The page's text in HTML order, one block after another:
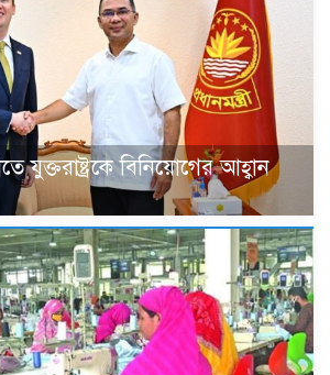
যুক্তরাষ্ট্রকে বিনিয়োগের আহ্বান